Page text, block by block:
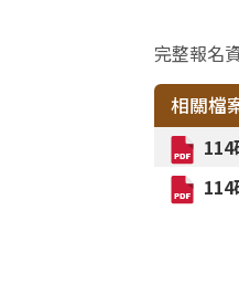
完整報名
相關檔